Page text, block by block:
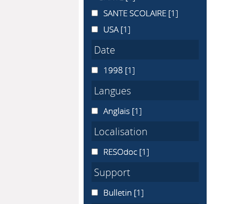
SANTE SCOLAIRE
SANTE SCOLAIRE [1]
USAUSA [1]
Date
19981998 [1]
Langues
Anglais
Anglais [1]
Localisation
RESOdoc
RESOdoc [1]
Support
Bulletin
Bulletin [1]